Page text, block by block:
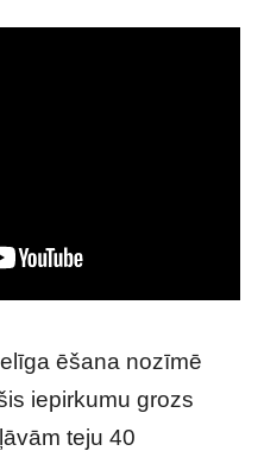
ēšana nozīmē
iepirkumu grozs
teju 40